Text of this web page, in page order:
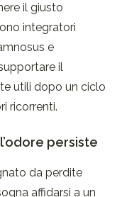
il giusto
integratori
e
il
utili dopo un ciclo
ricorrenti.
persiste
da perdite
affidarsi a un